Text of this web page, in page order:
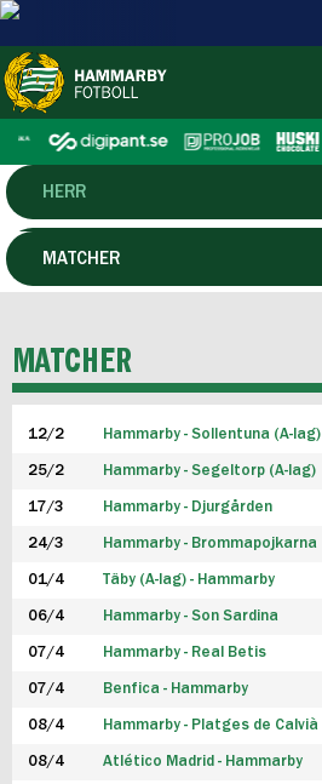
HERR
DAM
P19
F19
FUTSAL HERR
FUTSAL DAM
MATCHER
MATCHER
12/2 Hammarby - Sollentuna (A-lag)
25/2 Hammarby - Segeltorp (A-lag)
17/3 Hammarby - Djurgården
24/3 Hammarby - Brommapojkarna
01/4 Täby (A-lag) - Hammarby
06/4 Hammarby - Son Sardina
07/4 Hammarby - Real Betis
07/4 Benfica - Hammarby
08/4 Hammarby - Platges de Calvià
08/4 Atlético Madrid - Hammarby